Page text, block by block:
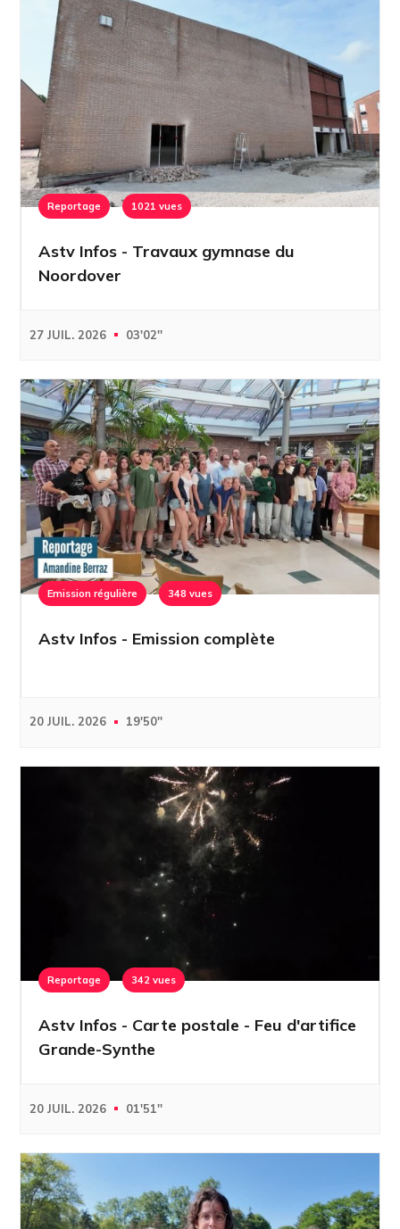
Reportage 1021 vues
Astv Infos - Travaux gymnase du
Noordover
27 JUIL. 2026 03'02''
Emission régulière 348 vues
Astv Infos - Emission complète
20 JUIL. 2026 19'50''
Reportage 342 vues
Astv Infos - Carte postale - Feu d'artifice
Grande-Synthe
20 JUIL. 2026 01'51''